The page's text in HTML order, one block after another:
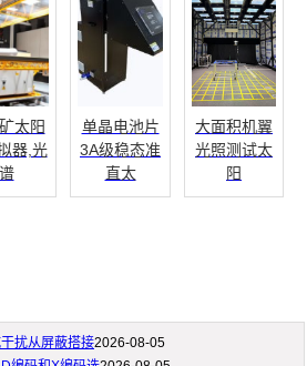
太阳
器,光
谱
单晶电池片
3A级稳态准
直太
大面积机翼
光照测试太
阳
扰从屏蔽搭接2026-08-05